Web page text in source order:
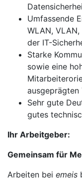
Umfassende
WLAN,
der IT-
Starke
sowie eine
ausgeprägten
Sehr gute
gutes
Ihr Arbeitgeber:
Gemeinsam für
Arbeiten bei emeis